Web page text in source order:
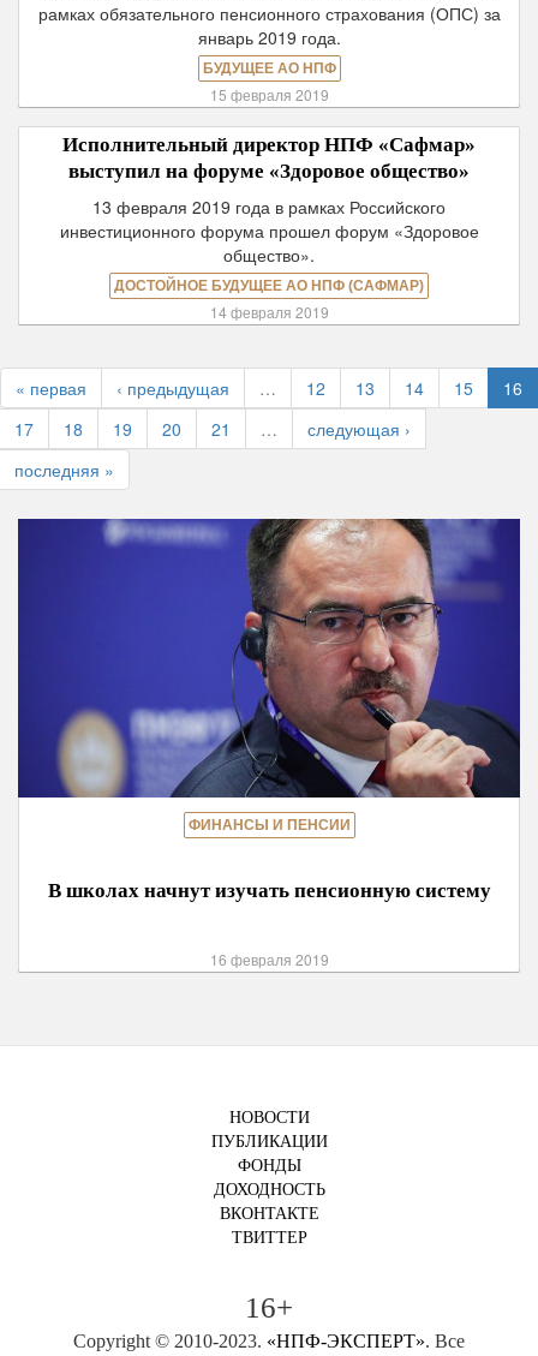
рамках обязательного пенсионного страхования (ОПС) за
январь 2019 года.
БУДУЩЕЕ АО НПФ
15 февраля 2019
Исполнительный директор НПФ «Сафмар»
выступил на форуме «Здоровое общество»
13 февраля 2019 года в рамках Российского
инвестиционного форума прошел форум «Здоровое
общество».
ДОСТОЙНОЕ БУДУЩЕЕ АО НПФ (САФМАР)
14 февраля 2019
« первая ‹ предыдущая … 12 13 14 15
16
17
18 19 20 21 …
следующая ›
последняя »
ФИНАНСЫ И ПЕНСИИ
В школах начнут изучать пенсионную систему
16 февраля 2019
НОВОСТИ
ПУБЛИКАЦИИ
ФОНДЫ
ДОХОДНОСТЬ
ВКОНТАКТЕ
ТВИТТЕР
16+
Copyright © 2010-2023. «НПФ-ЭКСПЕРТ». Все